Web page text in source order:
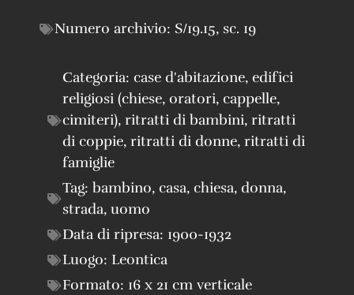
Numero archivio: S/19.15, sc. 19
Categoria: case d'abitazione, edifici
religiosi (chiese, oratori, cappelle,
cimiteri), ritratti di bambini, ritratti
di coppie, ritratti di donne, ritratti di
famiglie
Tag: bambino, casa, chiesa, donna,
strada, uomo
Data di ripresa: 1900-1932
Luogo: Leontica
Formato: 16 x 21 cm verticale